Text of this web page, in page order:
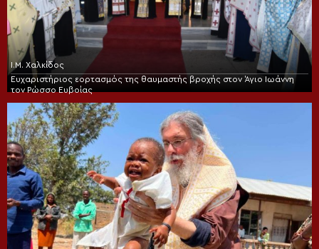
Ι.Μ. Χαλκίδος
Ευχαριστήριος εορτασμός της θαυμαστής βροχής στον Άγιο Ιωάννη
τον Ρώσσο Ευβοίας